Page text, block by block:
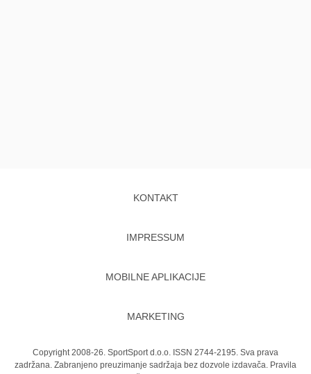
KONTAKT
IMPRESSUM
MOBILNE APLIKACIJE
MARKETING
Copyright 2008-26. SportSport d.o.o. ISSN 2744-2195. Sva prava
zadržana. Zabranjeno preuzimanje sadržaja bez dozvole izdavača. Pravila